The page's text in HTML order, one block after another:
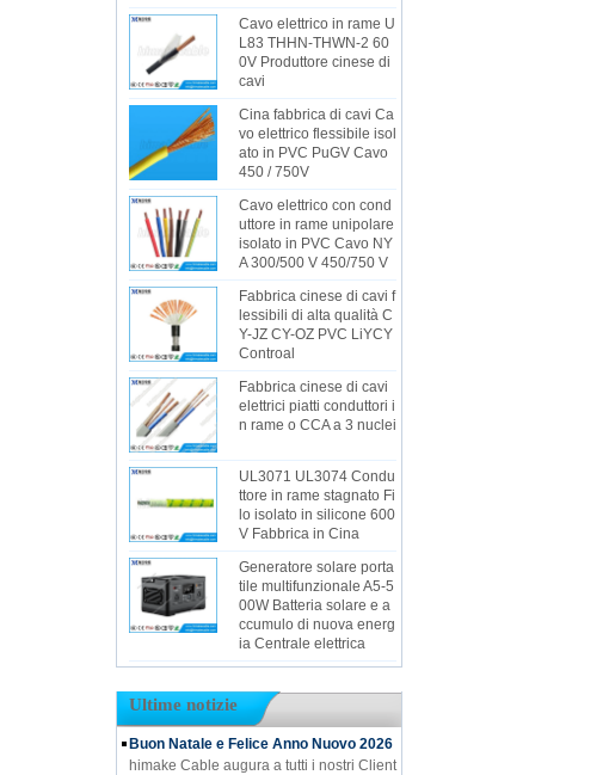
Cavo elettrico in rame U
L83 THHN-THWN-2 60
0V Produttore cinese di
cavi
Cina fabbrica di cavi Ca
vo elettrico flessibile isol
ato in PVC PuGV Cavo
450 / 750V
Cavo elettrico con cond
uttore in rame unipolare
isolato in PVC Cavo NY
A 300/500 V 450/750 V
Fabbrica cinese di cavi f
lessibili di alta qualità C
Y-JZ CY-OZ PVC LiYCY
Controal
Fabbrica cinese di cavi
elettrici piatti conduttori i
n rame o CCA a 3 nuclei
UL3071 UL3074 Condu
ttore in rame stagnato Fi
lo isolato in silicone 600
V Fabbrica in Cina
Generatore solare porta
tile multifunzionale A5-5
00W Batteria solare e a
ccumulo di nuova energ
ia Centrale elettrica
Ultime notizie
Buon Natale e Felice Anno Nuovo 2026
himake Cable augura a tutti i nostri Client